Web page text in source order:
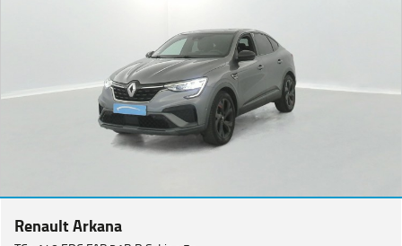
Renault Arkana